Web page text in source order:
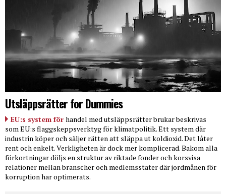
Utsläppsrätter for Dummies
EU:s system för handel med utsläppsrätter brukar beskrivas
som EU:s flaggskeppsverktyg för klimatpolitik. Ett system där
industrin köper och säljer rätten att släppa ut koldioxid. Det låter
rent och enkelt. Verkligheten är dock mer komplicerad. Bakom alla
förkortningar döljs en struktur av riktade fonder och korsvisa
relationer mellan branscher och medlemsstater där jordmånen för
korruption har optimerats.